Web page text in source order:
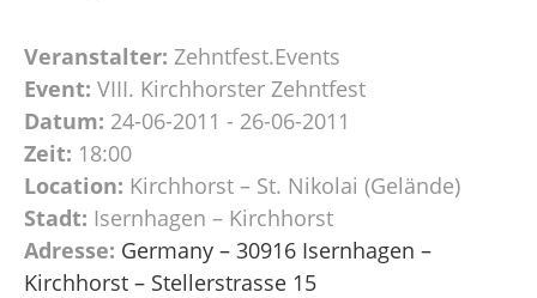
Veranstalter: Zehntfest.Events
Event: VIII. Kirchhorster Zehntfest
Datum: 24-06-2011 - 26-06-2011
Zeit: 18:00
Location: Kirchhorst – St. Nikolai (Gelände)
Stadt: Isernhagen – Kirchhorst
Adresse: Germany – 30916 Isernhagen –
Kirchhorst – Stellerstrasse 15